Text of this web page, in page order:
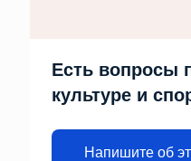
Есть вопросы
культуре и
Напишите об